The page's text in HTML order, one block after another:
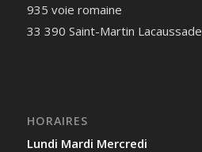
935 voie romaine
33 390 Saint-Martin Lacaussade
HORAIRES
Lundi Mardi Mercredi